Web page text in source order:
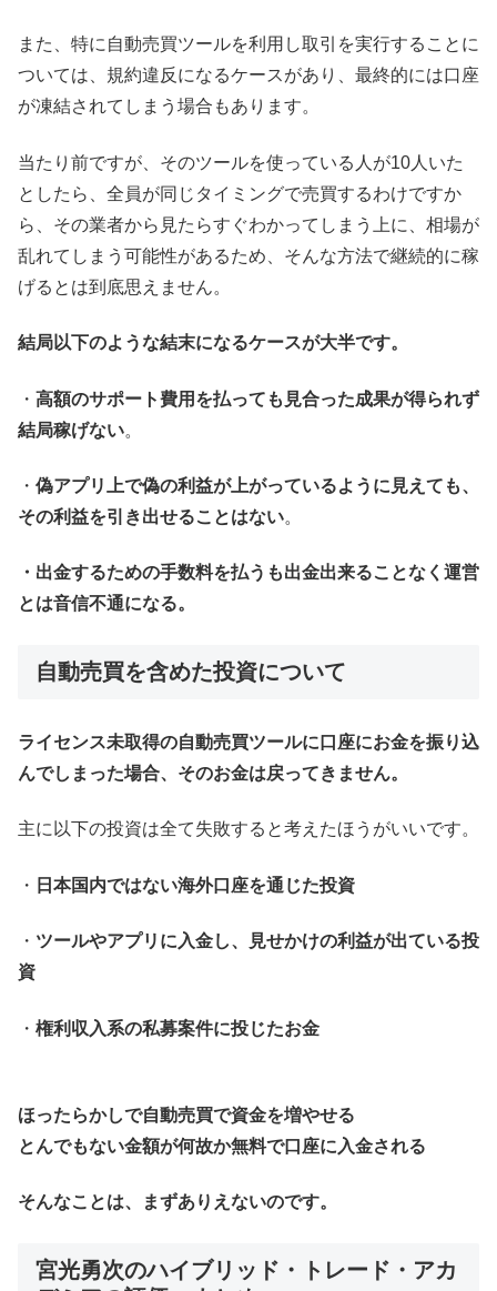
また、特に自動売買ツールを利用し取引を実行することに
ついては、規約違反になるケースがあり、最終的には口座
が凍結されてしまう場合もあります。
当たり前ですが、そのツールを使っている人が10人いた
としたら、全員が同じタイミングで売買するわけですか
ら、その業者から見たらすぐわかってしまう上に、相場が
乱れてしまう可能性があるため、そんな方法で継続的に稼
げるとは到底思えません。
結局以下のような結末になるケースが大半です。
・ 高額のサポート費用を払っても見合った成果が得られず
結局稼げない。
・ 偽アプリ上で偽の利益が上がっているように見えても、
その利益を引き出せることはない。
・出金するための手数料を払うも出金出来ることなく運営
とは音信不通になる。
自動売買を含めた投資について
ライセンス未取得の自動売買ツールに口座にお金を振り込
んでしまった場合、そのお金は戻ってきません。
主に以下の投資は全て失敗すると考えたほうがいいです。
・ 日本国内ではない海外口座を通じた投資
・ ツールやアプリに入金し、見せかけの利益が出ている投
資
・ 権利収入系の私募案件に投じたお金
ほったらかしで自動売買で資金を増やせる
とんでもない金額が何故か無料で口座に入金される
そんなことは、まずありえないのです。
宮光勇次のハイブリッド・トレード・アカ